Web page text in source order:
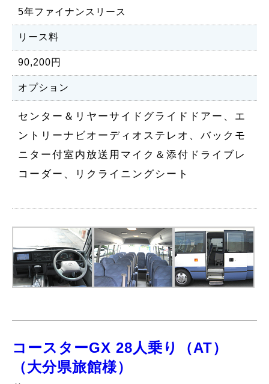
5年ファイナンスリース
リース料
90,200円
オプション
センター＆リヤーサイドグライドドアー、エ
ントリーナビオーディオステレオ、バックモ
ニター付室内放送用マイク＆添付ドライブレ
コーダー、リクライニングシート
コースターGX 28人乗り（AT）
（大分県旅館様）